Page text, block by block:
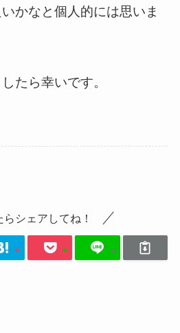
かなと個人的には思いま
たら幸いです。
らシェアしてね！